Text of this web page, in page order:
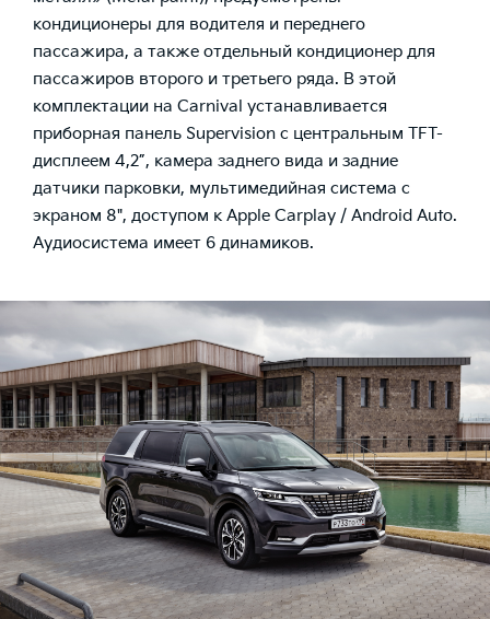
кондиционеры для водителя и переднего
пассажира, а также отдельный кондиционер для
пассажиров второго и третьего ряда. В этой
комплектации на Carnival устанавливается
приборная панель Supervision с центральным TFT-
дисплеем 4,2”, камера заднего вида и задние
датчики парковки, мультимедийная система с
экраном 8", доступом к Apple Carplay / Android Auto.
Аудиосистема имеет 6 динамиков.